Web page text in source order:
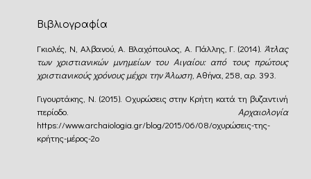
Βιβλιογραφία
Γκιολές, N, Αλβανού, Α. Βλαχόπουλος, Α. Πάλλης, Γ. (2014). Άτλας
των χριστιανικών μνημείων του Αιγαίου: από τους πρώτους
χριστιανικούς χρόνους μέχρι την Άλωση , Αθήνα, 258, αρ. 393.
Γιγουρτάκης, Ν. (2015). Οχυρώσεις στην Κρήτη κατά τη βυζαντινή
περίοδο. Αρχαιολογία
https://www.archaiologia.gr/blog/2015/06/08/οχυρώσεις-της-
κρήτης-μέρος-2ο